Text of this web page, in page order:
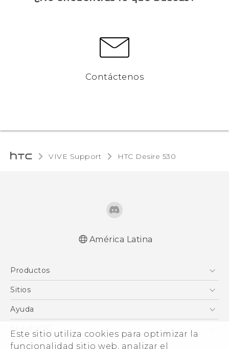
Este sitio utiliza cookies para optimizar la
funcionalidad sitio web, analizar el
Contáctenos
VIVE Support HTC Desire 530‎
English - User manual
América Latina
Productos
5G
EXODUS
VIVE
Sitios
HTC Desarrollo
VIVE
Ayuda
About HTC
ESG